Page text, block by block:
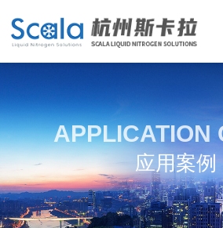
APPLICATION
应用案例